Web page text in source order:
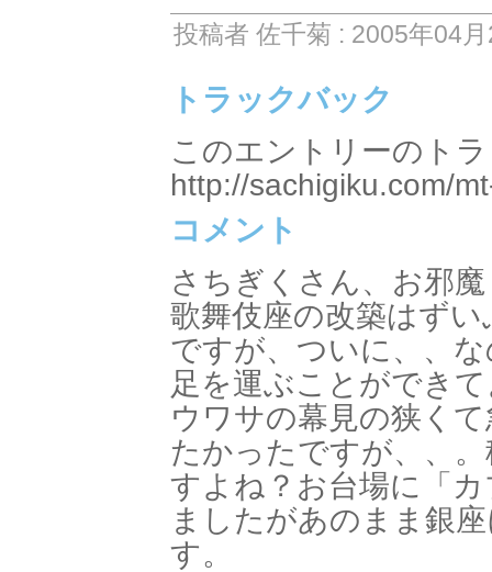
投稿者 佐千菊 : 2005年04
トラックバック
このエントリーのト
http://sachigiku.com/
コメント
さちぎくさん、お邪
歌舞伎座の改築はず
ですが、ついに、、
足を運ぶことができ
ウワサの幕見の狭く
たかったですが、、
すよね？お台場に「
ましたがあのまま銀
す。